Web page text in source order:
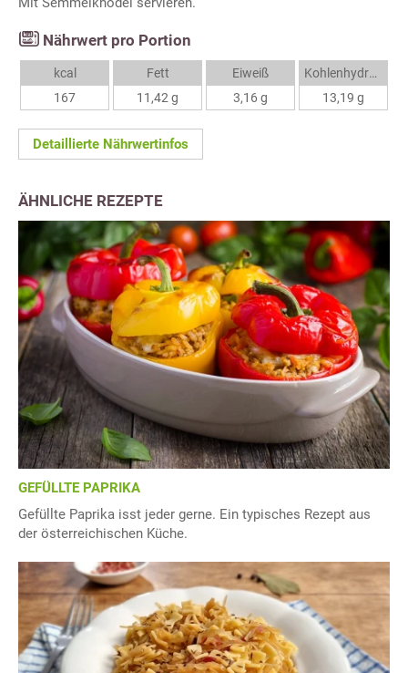
Nährwert pro Portion
kcal
167
Fett
11,42 g
Eiweiß
3,16 g
Kohlenhydrate
13,19 g
Detaillierte Nährwertinfos
ÄHNLICHE REZEPTE
GEFÜLLTE PAPRIKA
Gefüllte Paprika isst jeder gerne. Ein typisches Rezept aus
der österreichischen Küche.